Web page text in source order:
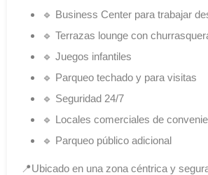
🔹 Business Center para trabajar
🔹 Terrazas lounge con
🔹 Juegos infantiles
🔹 Parqueo techado y para visitas
🔹 Seguridad 24/7
🔹 Locales comerciales de
🔹 Parqueo público adicional
📍Ubicado en una zona céntrica y